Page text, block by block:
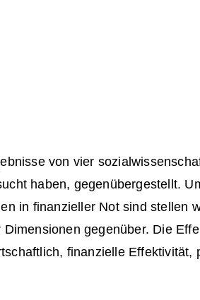
von vier
haben, gegenübergestellt.
in finanzieller Not sind stellen
gegenüber. Die
finanzielle